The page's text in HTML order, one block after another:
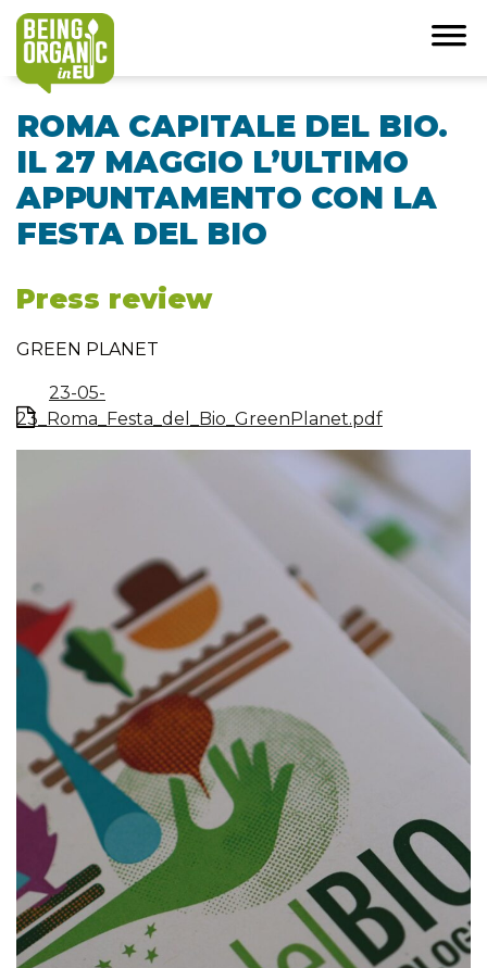
ROMA CAPITALE DEL BIO.
IL 27 MAGGIO L’ULTIMO
APPUNTAMENTO CON LA
FESTA DEL BIO
Press review
GREEN PLANET
23-05-
23_Roma_Festa_del_Bio_GreenPlanet.pdf